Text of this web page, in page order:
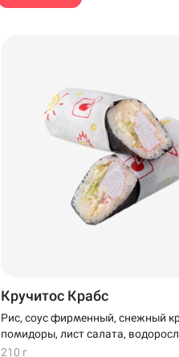
Кручитос Крабс
Рис, соус фирменный, снежный
помидоры, лист салата,
210 г